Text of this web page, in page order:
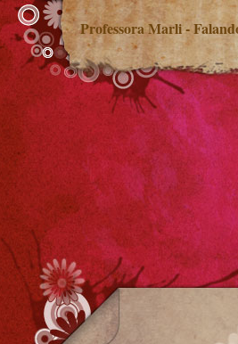
Professora Marli -
Valor mínimo por aluno em 2022